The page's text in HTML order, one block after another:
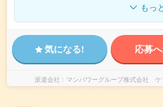
もっ
気になる! 応募
派遣会社 マンパワーグループ株式会社